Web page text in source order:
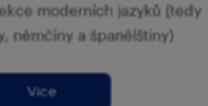
moderních jazyků (tedy
němčiny a španělštiny)
Více